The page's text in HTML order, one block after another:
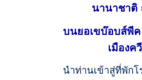
นานาชาติ
บนยอเขบ๊อบส์พีค พร้
เมืองค
นำท่านเข้าสู่ที่พักโ